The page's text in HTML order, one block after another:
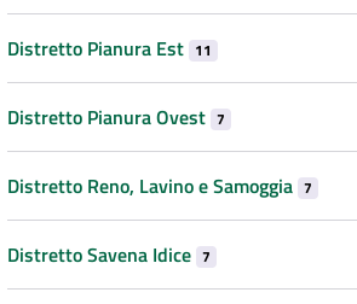
Distretto Pianura Est 11
Distretto Pianura Ovest 7
Distretto Reno, Lavino e Samoggia 7
Distretto Savena Idice 7